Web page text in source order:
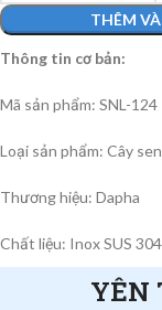
THÊM
Thông tin cơ bản:
Mã sản phẩm: SNL-124
Loại sản phẩm: Cây
Thương hiệu: Dapha
Chất liệu: Inox SUS 304
YÊN